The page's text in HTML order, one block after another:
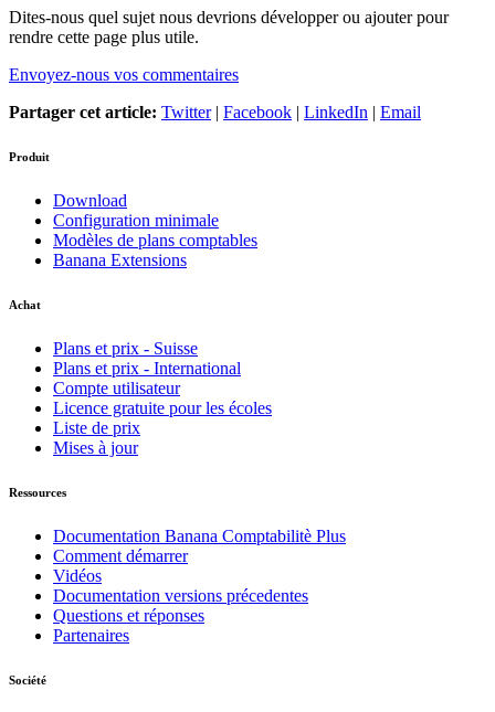
Dites-nous quel sujet nous devrions développer ou ajouter pour
rendre cette page plus utile.
Envoyez-nous vos commentaires
Partager cet article: Twitter| Facebook | LinkedIn | Email
Produit
Download
Configuration minimale
Modèles de plans comptables
Banana Extensions
Achat
Plans et prix - Suisse
Plans et prix - International
Compte utilisateur
Licence gratuite pour les écoles
Liste de prix
Mises à jour
Ressources
Documentation Banana Comptabilitè Plus
Comment démarrer
Vidéos
Documentation versions précedentes
Questions et réponses
Partenaires
Société